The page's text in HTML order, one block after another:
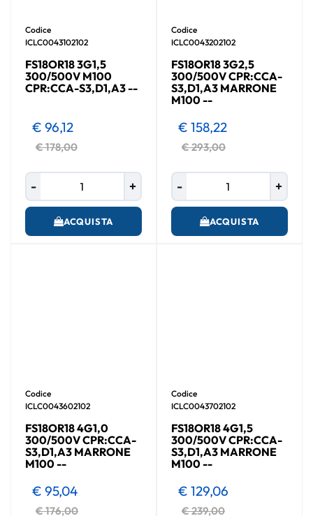
Codice
ICLC0043102102
FS18OR18 3G1,5
300/500V M100
CPR:CCA-S3,D1,A3 --
€ 178,00
€ 96,12
ACQUISTA
Codice
ICLC0043202102
FS18OR18 3G2,5
300/500V CPR:CCA-
S3,D1,A3 MARRONE
M100 --
€ 293,00
€ 158,22
ACQUISTA
Codice
ICLC0043602102
FS18OR18 4G1,0
300/500V CPR:CCA-
S3,D1,A3 MARRONE
M100 --
€ 176,00
€ 95,04
Codice
ICLC0043702102
FS18OR18 4G1,5
300/500V CPR:CCA-
S3,D1,A3 MARRONE
M100 --
€ 239,00
€ 129,06